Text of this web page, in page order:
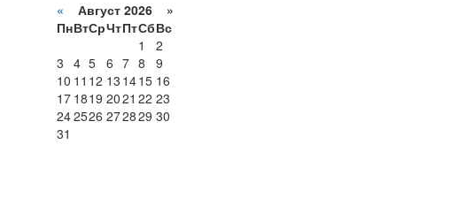
« Август 2026 »
ПнВтСрЧтПтСбВс
1
2
3 4 5 6 7 8
9
10 11 12 13 1415 16
17 1819 2021 22 23
242526 272829 30
31